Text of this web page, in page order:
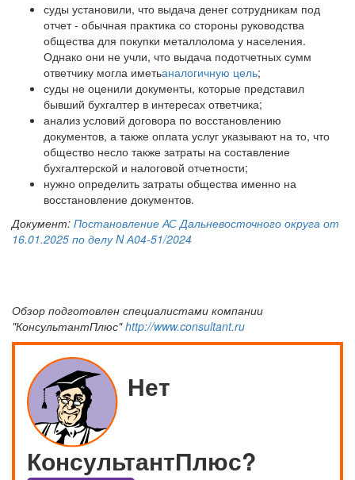
суды установили, что выдача денег сотрудникам под
отчет - обычная практика со стороны руководства
общества для покупки металлолома у населения.
Однако они не учли, что выдача подотчетных сумм
ответчику могла иметьаналогичную цель;
суды не оценили документы, которые представил
бывший бухгалтер в интересах ответчика;
анализ условий договора по восстановлению
документов, а также оплата услуг указывают на то, что
общество несло также затраты на составление
бухгалтерской и налоговой отчетности;
нужно определить затраты общества именно на
восстановление документов.
Документ: Постановление АС Дальневосточного округа от
16.01.2025 по делу N А04-51/2024
Обзор подготовлен специалистами компании
"КонсультантПлюс"http://www.consultant.ru
Нет
КонсультантПлюс?